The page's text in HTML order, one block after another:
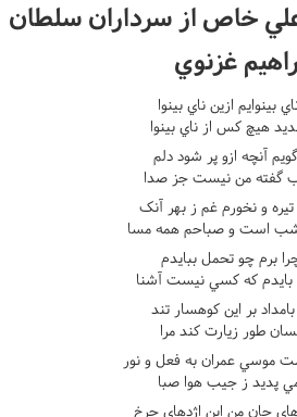
خاص از سرداران سلطان
غزنوي
بينوايم ازين ناي بينوا
هيچ کس از ناي بينوا
آنچه ازو پر شود دلم
گفته من نيست جز صدا
و نخورم غم ز بهر آنک
شب است و صباحم همه مسا
برم چو تحمل ببايدم
بايدم که کسي نيست آشنا
بر اين کوهسار تند
طور زيارت کند مرا
موسي عمران به فعل و نور
پديد ز جيب هوا صبا
جان من اين اژدهاي چرخ